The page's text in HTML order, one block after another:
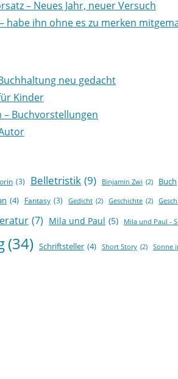
– Neues Jahr, neuer Versuch
habe ihn ohne es zu merken
neu gedacht
Kinder
– Buchvorstellungen
(3) Belletristik (9) Binjamin Zwi (2) Buch
(4) Fantasy (3) Gedicht (2) Geschichte (2)
(7) Mila und Paul (5) Mila und Paul -
(34) Schriftsteller (4) Short Story (2) Sonne